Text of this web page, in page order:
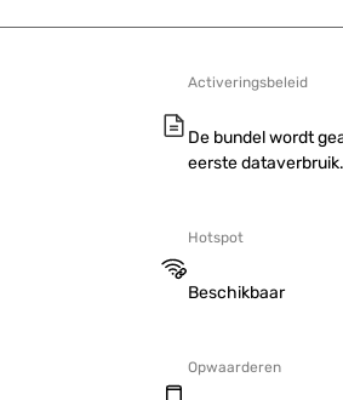
Activeringsbeleid
De bundel wordt
eerste dataverbruik.
Hotspot
Beschikbaar
Opwaarderen